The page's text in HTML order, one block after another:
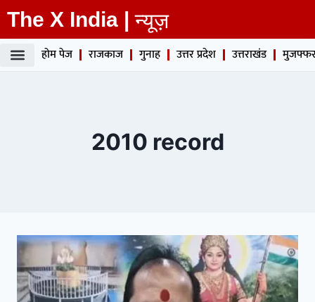
The X India | न्यूज़
होम पेज राजकाज गुनाह उत्तर प्रदेश उत्तराखंड
2010 record